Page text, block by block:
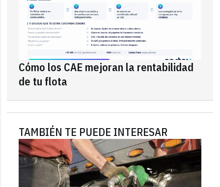
Cómo los CAE mejoran la rentabilidad
de tu flota
TAMBIÉN TE PUEDE INTERESAR